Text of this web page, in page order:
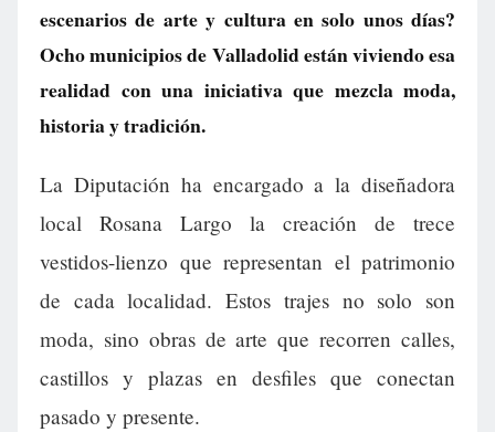
escenarios de arte y cultura en solo unos días?
Ocho municipios de Valladolid están viviendo esa
realidad con una iniciativa que mezcla moda,
historia y tradición.
La Diputación ha encargado a la diseñadora
local Rosana Largo la creación de trece
vestidos-lienzo que representan el patrimonio
de cada localidad. Estos trajes no solo son
moda, sino obras de arte que recorren calles,
castillos y plazas en desfiles que conectan
pasado y presente.